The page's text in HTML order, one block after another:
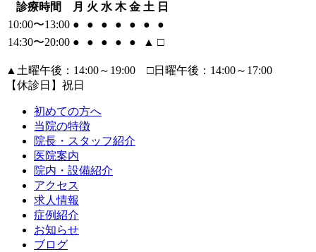
診療時間 月 火 水 木 金 土 日
10:00〜13:00 ● ● ● ● ● ●
●
14:30〜20:00 ● ● ● ● ● ▲ □
▲土曜午後：14:00～19:00 □日曜午後：14:00～17:00
【休診日】祝日
初めての方へ
当院の特徴
院長・スタッフ紹介
医院案内
院内・設備紹介
アクセス
求人情報
症例紹介
お知らせ
ブログ